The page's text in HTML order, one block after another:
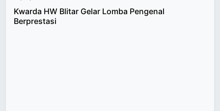
Kwarda HW Blitar Gelar Lomba Pengenal
Berprestasi